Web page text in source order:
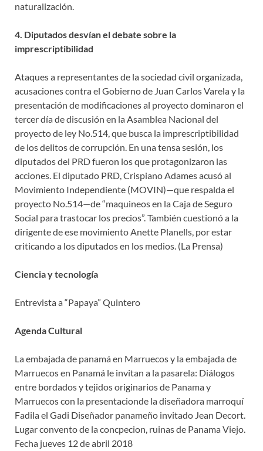
naturalización.
4. Diputados desvían el debate sobre la
imprescriptibilidad
Ataques a representantes de la sociedad civil organizada,
acusaciones contra el Gobierno de Juan Carlos Varela y la
presentación de modificaciones al proyecto dominaron el
tercer día de discusión en la Asamblea Nacional del
proyecto de ley No.514, que busca la imprescriptibilidad
de los delitos de corrupción. En una tensa sesión, los
diputados del PRD fueron los que protagonizaron las
acciones. El diputado PRD, Crispiano Adames acusó al
Movimiento Independiente (MOVIN)—que respalda el
proyecto No.514—de “maquineos en la Caja de Seguro
Social para trastocar los precios”. También cuestionó a la
dirigente de ese movimiento Anette Planells, por estar
criticando a los diputados en los medios. (La Prensa)
Ciencia y tecnología
Entrevista a “Papaya” Quintero
Agenda Cultural
La embajada de panamá en Marruecos y la embajada de
Marruecos en Panamá le invitan a la pasarela: Diálogos
entre bordados y tejidos originarios de Panama y
Marruecos con la presentacionde la diseñadora marroquí
Fadila el Gadi Diseñador panameño invitado Jean Decort.
Lugar convento de la concpecion, ruinas de Panama Viejo.
Fecha jueves 12 de abril 2018